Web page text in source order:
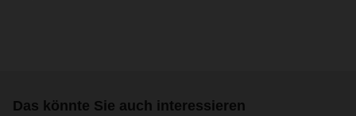
Das könnte Sie auch interessieren